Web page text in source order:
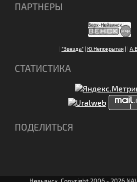
ПАРТНЕРЫ
| "Звезда"| Ю.Непокрытая| |
СТАТИСТИКА
ПОДЕЛИТЬСЯ